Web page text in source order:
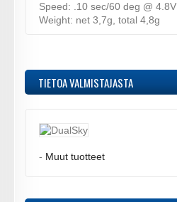
Speed: .10 sec/60 deg @ 4.8V
Weight: net 3,7g, total 4,8g
TIETOA VALMISTAJASTA
- Muut tuotteet